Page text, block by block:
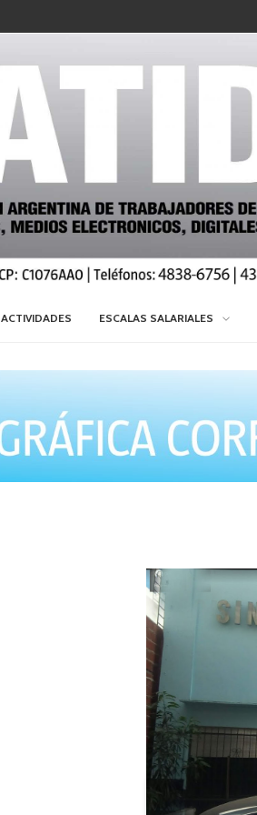
ACTIVIDADES ESCALAS SALARIALES